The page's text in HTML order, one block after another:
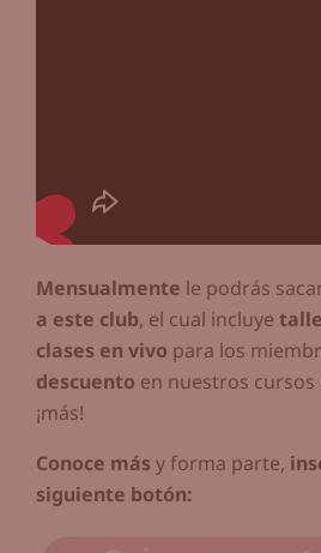
Mensualmente le podrás
a este club, el cual incluye
clases en vivo para los
descuento en nuestros
¡más!
Conoce más y forma parte,
siguiente botón: